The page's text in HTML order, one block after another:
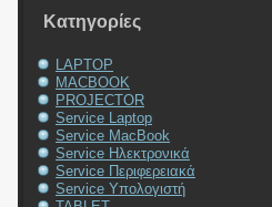
Kατηγορίες
LAPTOP
MACBOOK
PROJECTOR
Service Laptop
Service MacBook
Service Ηλεκτρονικά
Service Περιφερειακά
Service Υπολογιστή